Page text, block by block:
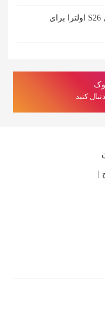
ویژگی‌های خاص گلکسی S26 اولترا برای
کنید
|